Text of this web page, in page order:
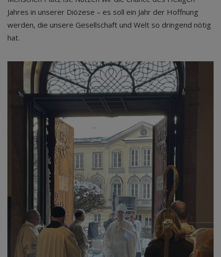
Jahres in unserer Diözese – es soll ein Jahr der Hoffnung
werden, die unsere Gesellschaft und Welt so dringend nötig
hat.